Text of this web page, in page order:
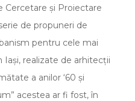
Cercetare și Proiectare
de propuneri de
pentru cele mai
realizate de arhitecții
a anilor ‘60 și
acestea ar fi fost, în